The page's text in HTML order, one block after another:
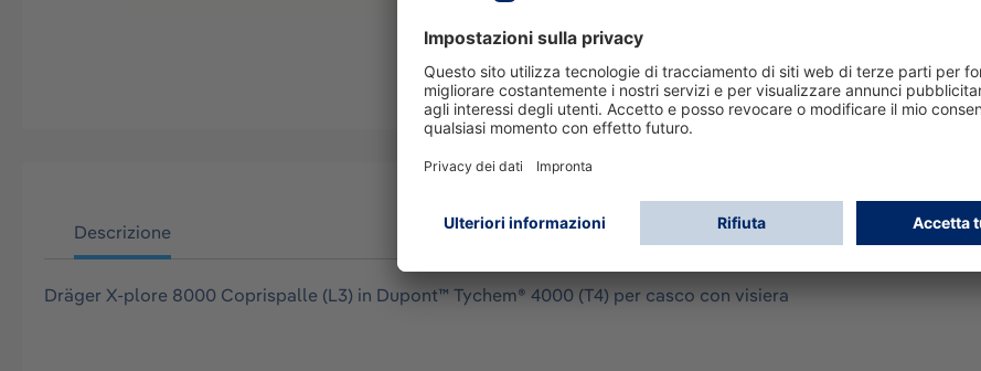
Descrizione
Dräger X-plore 8000 Coprispalle (L3) in Dupont™ Tychem® 4000 (T4) per casco con visiera